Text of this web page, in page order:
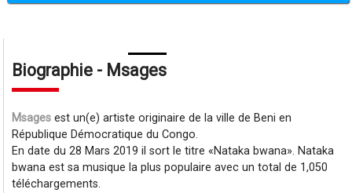
Biographie - Msages
Msages est un(e) artiste originaire de la ville de Beni en
République Démocratique du Congo.
En date du 28 Mars 2019 il sort le titre Nataka bwana . Nataka
bwana est sa musique la plus populaire avec un total de 1,050
téléchargements.